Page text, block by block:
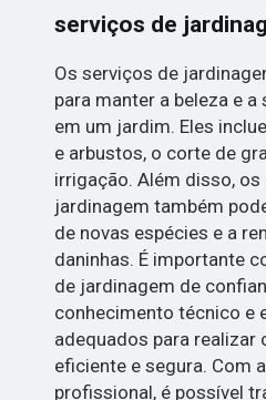
serviços de
Os serviços de
para manter a beleza e a
em um jardim. Eles
e arbustos, o corte de
irrigação. Além disso,
jardinagem também
de novas espécies e a
daninhas. É importante
de jardinagem de
conhecimento técnico e
adequados para realizar
eficiente e segura. Com
profissional, é possível